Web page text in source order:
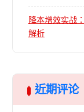
降本增效实战
解析
近期评论